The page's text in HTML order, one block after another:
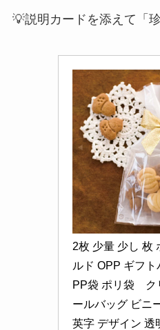
💡説明カードを添えて「
2枚 少量 少し 枚
ルド OPP ギフ
PP袋 ポリ袋　
ールバッグ ビニ
英字 デザイン 透